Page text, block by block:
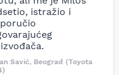
istražio i
Savić, Beograd (Toyota